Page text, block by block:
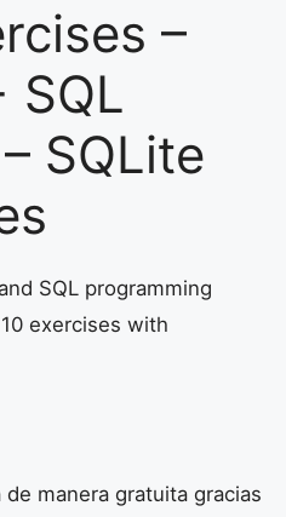
–
SQL
SQLite
SQL programming
exercises with
manera gratuita gracias